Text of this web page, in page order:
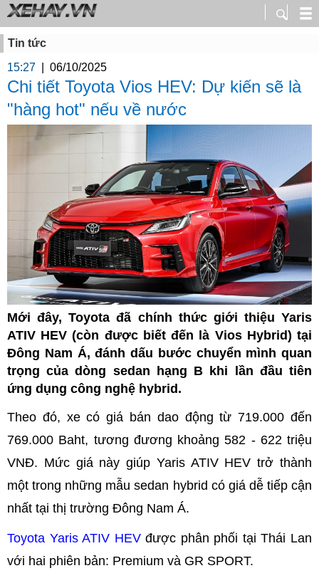
Tin tức
15:27
06/10/2025
Chi tiết Toyota Vios HEV: Dự kiến sẽ là
"hàng hot" nếu về nước
Mới đây, Toyota đã chính thức giới thiệu Yaris
ATIV HEV (còn được biết đến là Vios Hybrid) tại
Đông Nam Á, đánh dấu bước chuyển mình quan
trọng của dòng sedan hạng B khi lần đầu tiên
ứng dụng công nghệ hybrid.
Theo đó, xe có giá bán dao động từ 719.000 đến
769.000 Baht, tương đương khoảng 582 - 622 triệu
VNĐ. Mức giá này giúp Yaris ATIV HEV trở thành
một trong những mẫu sedan hybrid có giá dễ tiếp cận
nhất tại thị trường Đông Nam Á.
Toyota Yaris ATIV HEVđược phân phối tại Thái Lan
với hai phiên bản: Premium và GR SPORT.